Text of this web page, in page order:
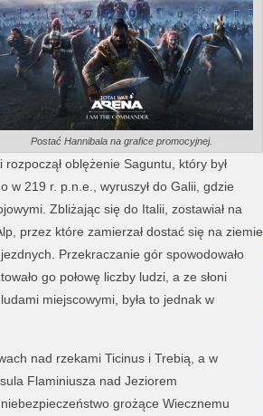
Postać Hannibala na grafice promocyjnej.
oblężenie Saguntu, który był
w 219 r. p.n.e., wyruszył do Galii, gdzie
Zbliżając się do Italii, zostawiał na
przez które zamierzał dostać się na ziemie
Przekraczanie gór spowodowało
go połowę liczby ludzi, a ze słoni
miejscowymi, była to jednak w
nad rzekami Ticinus i Trebią, a w
Flaminiusza nad Jeziorem
grożące Wiecznemu